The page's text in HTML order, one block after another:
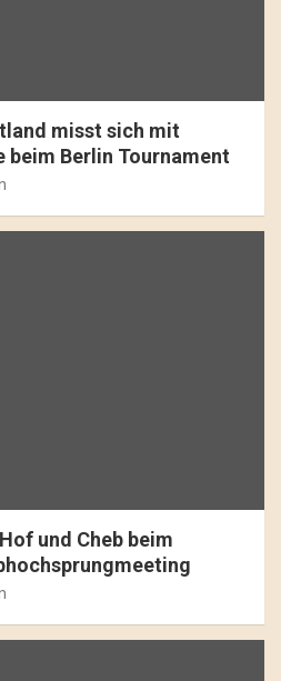
misst sich mit
beim Berlin Tournament
und Cheb beim